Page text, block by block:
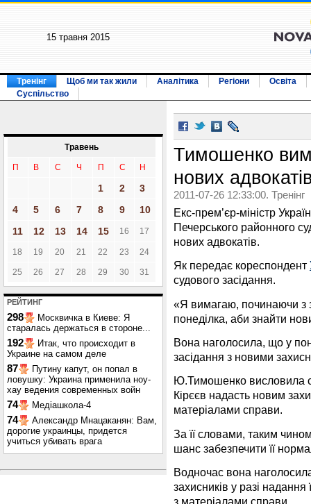
15 травня 2015
Тренінг Щоб ми так жили Аналітика Регіони
Освіта
Суспільство
Травень
П В С Ч П С Н
1 2
3
4
5 6 7 8 9
10
11
12 13 14 15 16 17
18 19 20 21 22 23 24
25 26 27 28 29 30 31
РЕЙТИНГ
298
Москвичка в Киеве: Я
старалась держаться в стороне...
192
Итак, что происходит в
Украине на самом деле
87
Путину капут, он попал в
ловушку: Украина применила ноу-
хау ведения современных войн
74 Медіашкола-4
74
Александр Мнацаканян: Вам,
дорогие украинцы, придется
учиться убивать врага
Тимошенко
нових
2011-07-26 12:33:00. Тренінг
Екс-прем’єр-міністр
Печерського районного
нових адвокатів.
Як передає кореспондент
судового засідання.
«Я вимагаю, починаючи з
понеділка, аби знайти
Вона наголосила, що у
засідання з новими
Ю.Тимошенко висловила
Кірєєв надасть новим
матеріалами справи.
За її словами, таким
шанс забезпечити її
Водночас вона
захисників у разі
з матеріалами справи.